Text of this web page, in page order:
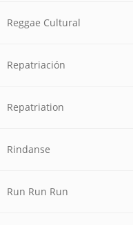
Reggae Cultural
Repatriación
Repatriation
Rindanse
Run Run Run